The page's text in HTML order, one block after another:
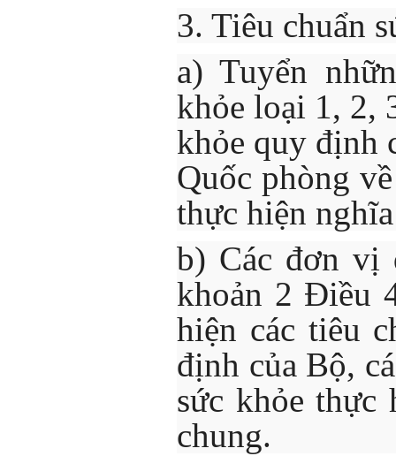
3. Tiêu chuẩn
a) Tuyển
khỏe loại 1, 2,
khỏe quy định
Quốc phòng
thực hiện
b) Các đơn vị
khoản 2 Điều
hiện các tiêu
định của Bộ,
sức khỏe thực
chung.